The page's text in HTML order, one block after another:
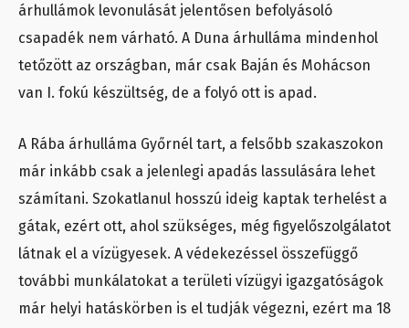
árhullámok levonulását jelentősen befolyásoló
csapadék nem várható. A Duna árhulláma mindenhol
tetőzött az országban, már csak Baján és Mohácson
van I. fokú készültség, de a folyó ott is apad.
A Rába árhulláma Győrnél tart, a felsőbb szakaszokon
már inkább csak a jelenlegi apadás lassulására lehet
számítani. Szokatlanul hosszú ideig kaptak terhelést a
gátak, ezért ott, ahol szükséges, még figyelőszolgálatot
látnak el a vízügyesek. A védekezéssel összefüggő
további munkálatokat a területi vízügyi igazgatóságok
már helyi hatáskörben is el tudják végezni, ezért ma 18